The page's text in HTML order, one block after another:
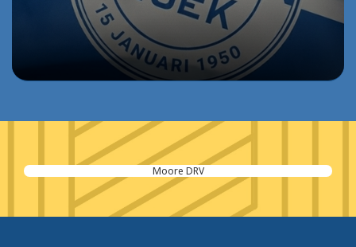
Moore DRV